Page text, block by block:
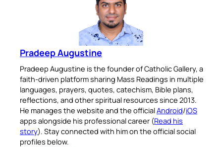
Pradeep Augustine
Pradeep Augustine is the founder of Catholic Gallery, a
faith-driven platform sharing Mass Readings in multiple
languages, prayers, quotes, catechism, Bible plans,
reflections, and other spiritual resources since 2013.
He manages the website and the officialAndroid/iOS
apps alongside his professional career (Read his
story). Stay connected with him on the official social
profiles below.